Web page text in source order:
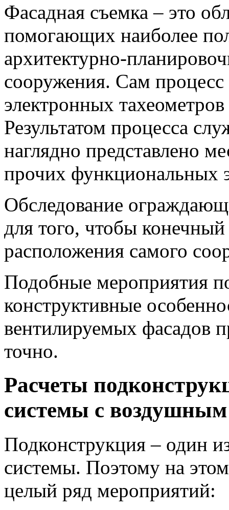
Фасадная съемка – это
помогающих наиболее
архитектурно-
сооружения. Сам
электронных
Результатом процесса
наглядно представлено
прочих функциональных
Обследование
для того, чтобы
расположения самого
Подобные мероприятия
конструктивные
вентилируемых фасадов
точно.
Расчеты
системы с воздушным
Подконструкция – один
системы. Поэтому на
целый ряд мероприятий: